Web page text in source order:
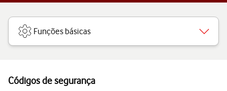
Funções básicas
Códigos de segurança